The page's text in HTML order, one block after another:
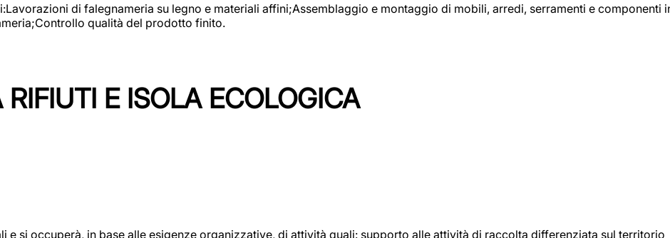
di falegnameria su legno e materiali affini;Assemblaggio e montaggio di mobili, arredi, serramenti e componenti
qualità del prodotto finito.
RIFIUTI E ISOLA ECOLOGICA
e si occuperà, in base alle esigenze organizzative, di attività quali: supporto alle attività di raccolta differenziata sul territorio